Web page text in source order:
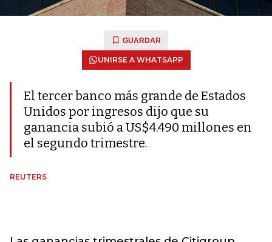
GUARDAR
UNIRSE A WHATSAPP
El tercer banco más grande de Estados
Unidos por ingresos dijo que su
ganancia subió a US$4.490 millones en
el segundo trimestre.
REUTERS